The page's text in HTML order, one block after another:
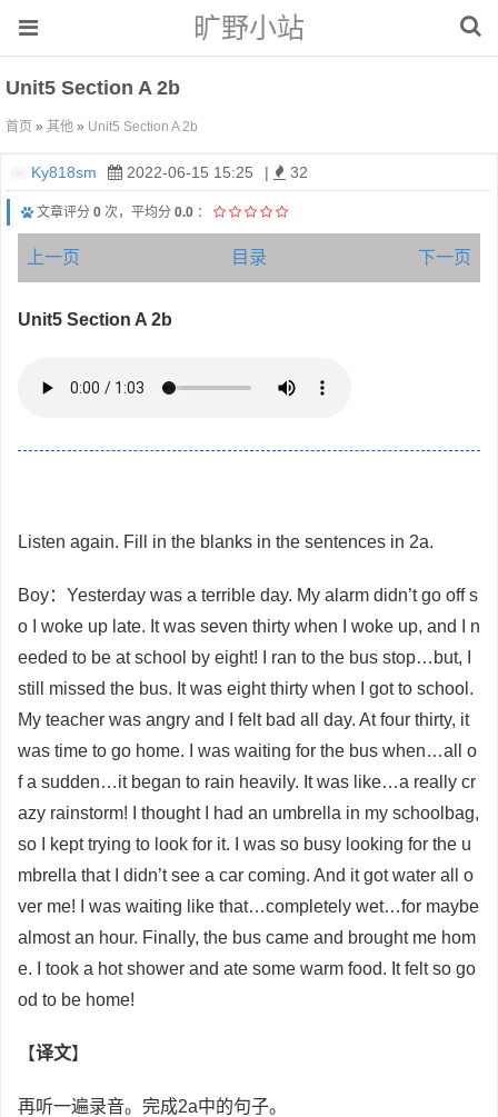
旷野小站
Unit5 Section A 2b
首页 » 其他 » Unit5 Section A 2b
Ky818sm 2022-06-15 15:25 | 32
文章评分 0 次，平均分 0.0 ：
上一页 目录 下一页
Unit5 Section A 2b
Listen again. Fill in the blanks in the sentences in 2a.
Boy：Yesterday was a terrible day. My alarm didn’t go off s
o I woke up late. It was seven thirty when I woke up, and I n
eeded to be at school by eight! I ran to the bus stop…but, I
still missed the bus. It was eight thirty when I got to school.
My teacher was angry and I felt bad all day. At four thirty, it
was time to go home. I was waiting for the bus when…all o
f a sudden…it began to rain heavily. It was like…a really cr
azy rainstorm! I thought I had an umbrella in my schoolbag,
so I kept trying to look for it. I was so busy looking for the u
mbrella that I didn’t see a car coming. And it got water all o
ver me! I was waiting like that…completely wet…for maybe
almost an hour. Finally, the bus came and brought me hom
e. I took a hot shower and ate some warm food. It felt so go
od to be home!
【译文】
再听一遍录音。完成2a中的句子。